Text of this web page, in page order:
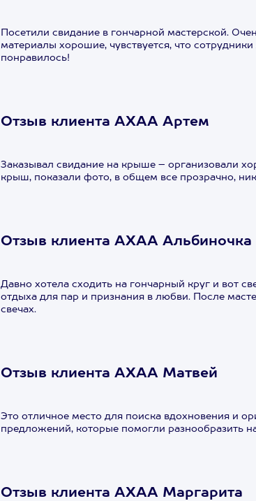
Посетили свидание в гончарной мастерской.
материалы хорошие, чувствуется, что
понравилось!
Отзыв клиента АХАА Артем
Заказывал свидание на крыше – организовали
крыш, показали фото, в общем все прозрачно,
Отзыв клиента АХАА Альбиночка
Давно хотела сходить на гончарный круг и вот
отдыха для пар и признания в любви. После
свечах.
Отзыв клиента АХАА Матвей
Это отличное место для поиска вдохновения и
предложений, которые помогли разнообразить
Отзыв клиента АХАА Маргарита